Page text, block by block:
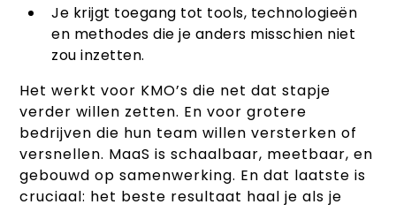
Je krijgt toegang tot tools, technologieën
en methodes die je anders misschien niet
zou inzetten.
Het werkt voor KMO’s die net dat stapje
verder willen zetten. En voor grotere
bedrijven die hun team willen versterken of
versnellen. MaaS is schaalbaar, meetbaar, en
gebouwd op samenwerking. En dat laatste is
cruciaal: het beste resultaat haal je als je